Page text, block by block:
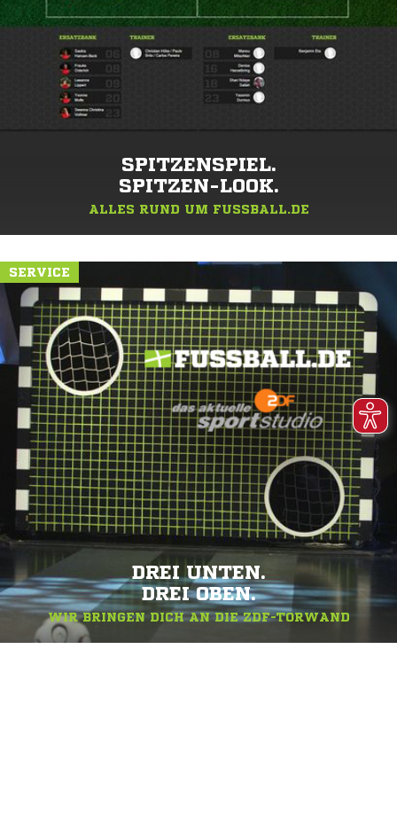
SPITZENSPIEL.
SPITZEN-LOOK.
ALLES RUND UM FUSSBALL.DE
SERVICE
DREI UNTEN.
DREI OBEN.
WIR BRINGEN DICH AN DIE ZDF-TORWAND